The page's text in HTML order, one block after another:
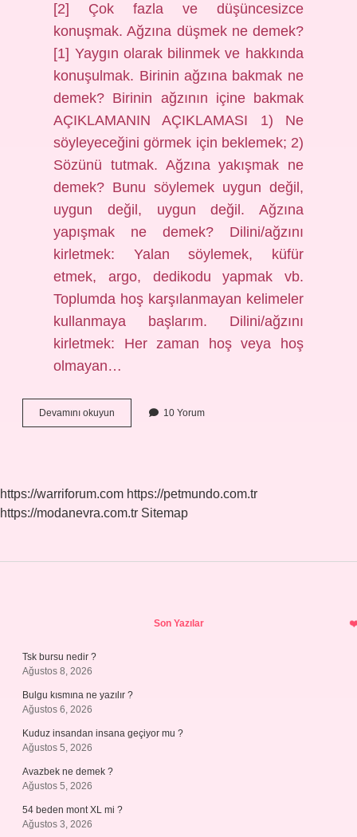
[2] Çok fazla ve düşüncesizce
konuşmak. Ağzına düşmek ne demek?
[1] Yaygın olarak bilinmek ve hakkında
konuşulmak. Birinin ağzına bakmak ne
demek? Birinin ağzının içine bakmak
AÇIKLAMANIN AÇIKLAMASI 1) Ne
söyleyeceğini görmek için beklemek; 2)
Sözünü tutmak. Ağzına yakışmak ne
demek? Bunu söylemek uygun değil,
uygun değil, uygun değil. Ağzına
yapışmak ne demek? Dilini/ağzını
kirletmek: Yalan söylemek, küfür
etmek, argo, dedikodu yapmak vb.
Toplumda hoş karşılanmayan kelimeler
kullanmaya başlarım. Dilini/ağzını
kirletmek: Her zaman hoş veya hoş
olmayan…
Devamını okuyun
Girmek
10 Yorum
https://warriforum.com https://petmundo.com.tr
https://modanevra.com.tr Sitemap
Son Yazılar
Tsk bursu nedir ?
Ağustos 8, 2026
Bulgu kısmına ne yazılır ?
Ağustos 6, 2026
Kuduz insandan insana geçiyor mu ?
Ağustos 5, 2026
Avazbek ne demek ?
Ağustos 5, 2026
54 beden mont XL mi ?
Ağustos 3, 2026